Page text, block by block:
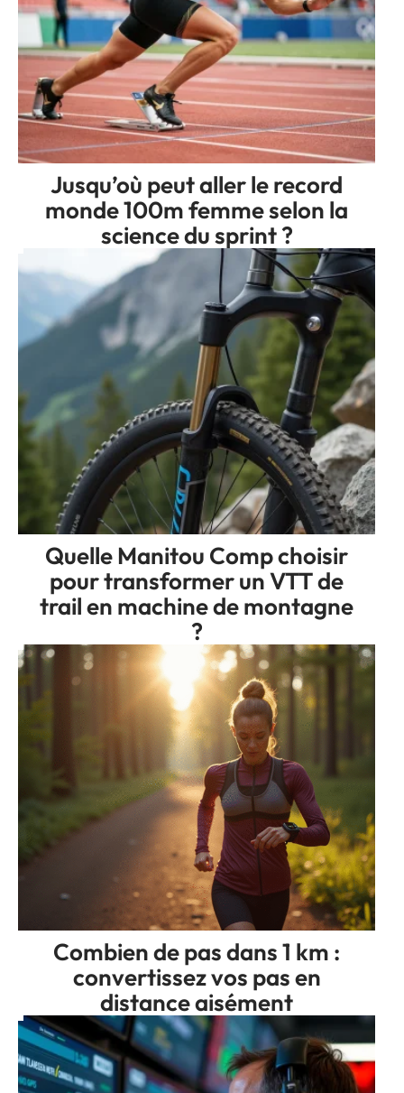
Jusqu’où peut aller le record
monde 100m femme selon la
science du sprint ?
Quelle Manitou Comp choisir
pour transformer un VTT de
trail en machine de montagne
?
Combien de pas dans 1 km :
convertissez vos pas en
distance aisément